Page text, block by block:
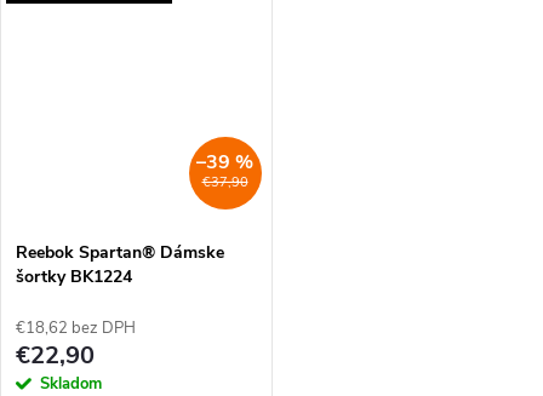
€37,90
–39 %
Reebok Spartan® Dámske
šortky BK1224
€18,62 bez DPH
€22,90
Skladom